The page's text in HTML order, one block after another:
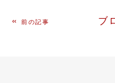
«前の記事 ブ